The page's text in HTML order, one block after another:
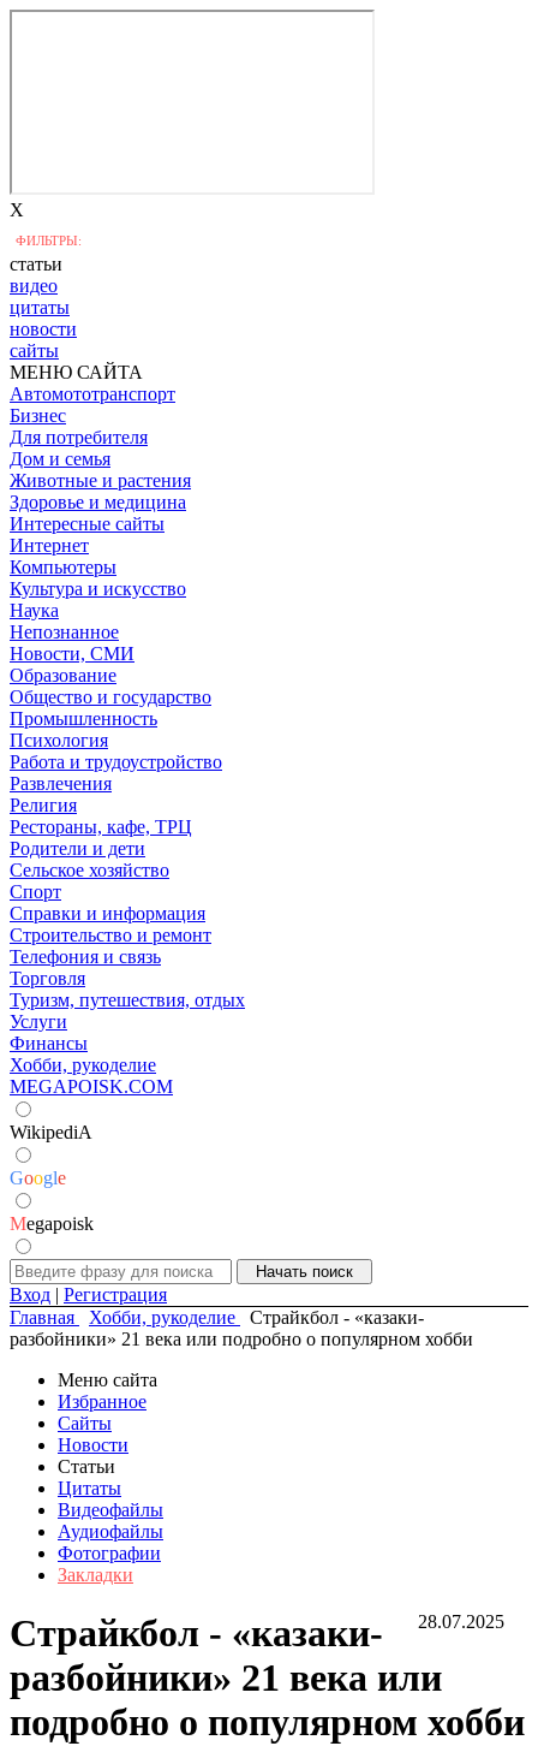
X
ФИЛЬТРЫ:
статьи
видео
цитаты
новости
сайты
МЕНЮ САЙТА
Автомототранспорт
Бизнес
Для потребителя
Дом и семья
Животные и растения
Здоровье и медицина
Интересные сайты
Интернет
Компьютеры
Культура и искусство
Наука
Непознанное
Новости, СМИ
Образование
Общество и государство
Промышленность
Психология
Работа и трудоустройство
Развлечения
Религия
Рестораны, кафе, ТРЦ
Родители и дети
Сельское хозяйство
Спорт
Справки и информация
Строительство и ремонт
Телефония и связь
Торговля
Туризм, путешествия, отдых
Услуги
Финансы
Хобби, рукоделие
MEGAPOISK.COM
WikipediA
Google
Megapoisk
Вход | Регистрация
Главная
Хобби, рукоделие
Страйкбол - «казаки-
разбойники» 21 века или подробно о популярном хобби
Меню сайта
Избранное
Сайты
Новости
Статьи
Цитаты
Видеофайлы
Аудиофайлы
Фотографии
Закладки
28.07.2025
Страйкбол - «казаки-
разбойники» 21 века или
подробно о популярном хобби